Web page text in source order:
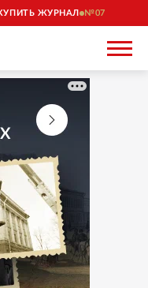
ЖУРНАЛ 07